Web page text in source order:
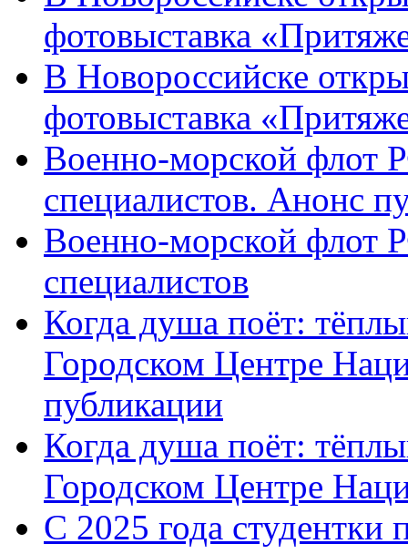
фотовыставка
В Новороссийске
фотовыставка
Военно-морской флот
специалистов. Анонс
Военно-морской флот
специалистов
Когда душа поёт:
Городском Центре
публикации
Когда душа поёт:
Городском Центре
С 2025 года студентки